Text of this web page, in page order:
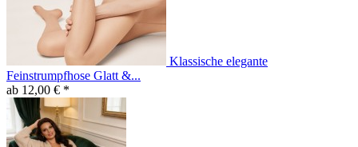
Klassische elegante
Feinstrumpfhose Glatt &...
ab 12,00 € *